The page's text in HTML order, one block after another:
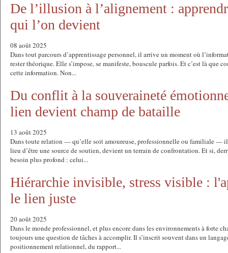
De l’illusion à l’alignement :
qui l’on devient
08 août 2025
Dans tout parcours d’apprentissage personnel, il arrive un moment où
rester théorique. Elle s’impose, se manifeste, bouscule parfois. Et c’est là que
cette information. Non...
Du conflit à la souveraineté
lien devient champ de bataille
13 août 2025
Dans toute relation — qu’elle soit amoureuse, professionnelle ou familiale —
lieu d’être une source de soutien, devient un terrain de confrontation. Et si,
besoin plus profond : celui...
Hiérarchie invisible, stress visible :
le lien juste
20 août 2025
Dans le monde professionnel, et plus encore dans les environnements à forte
toujours une question de tâches à accomplir. Il s’inscrit souvent dans un
positionnement relationnel, du rapport...